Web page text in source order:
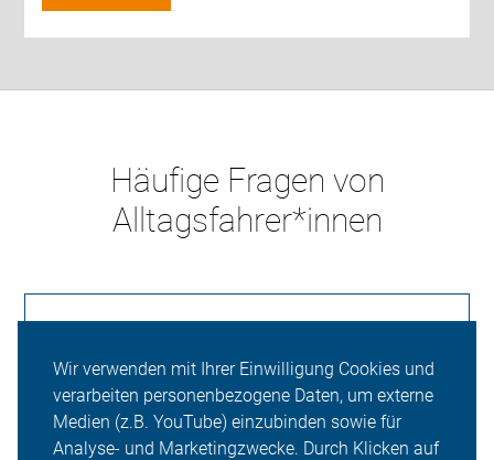
Wir verwenden mit Ihrer Einwilligung Cookies und
verarbeiten personenbezogene Daten, um externe
Medien (z.B. YouTube) einzubinden sowie für
Analyse- und Marketingzwecke. Durch Klicken auf
Häufige Fragen von
Alltagsfahrer*innen
Was macht der ADFC?
Was bringt mir eine ADFC-